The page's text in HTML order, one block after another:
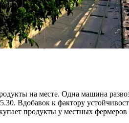
на месте. Одна машина
Вдобавок к фактору
продукты у местных фермеров